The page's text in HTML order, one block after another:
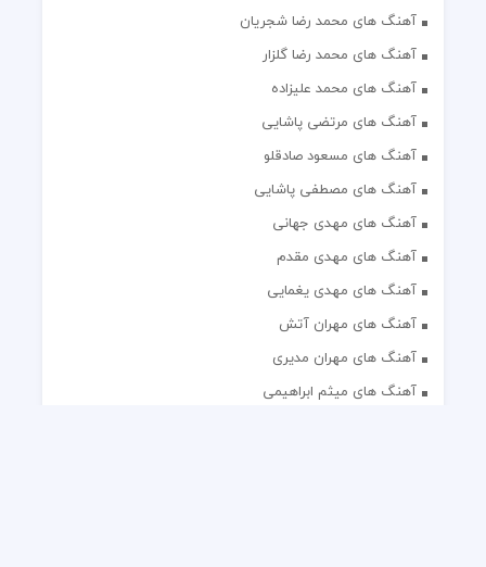
آهنگ های محمد رضا شجریان
آهنگ های محمد رضا گلزار
آهنگ های محمد علیزاده
آهنگ های مرتضی پاشایی
آهنگ های مسعود صادقلو
آهنگ های مصطفی پاشایی
آهنگ های مهدی جهانی
آهنگ های مهدی مقدم
آهنگ های مهدی یغمایی
آهنگ های مهران آتش
آهنگ های مهران مدیری
آهنگ های میثم ابراهیمی